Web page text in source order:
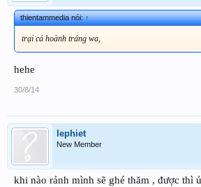
thientammedia nói:↑
trại cá hoành tráng wa,
hehe
30/8/14
lephiet
New Member
khi nào rảnh mình sẽ ghé thăm , được thì